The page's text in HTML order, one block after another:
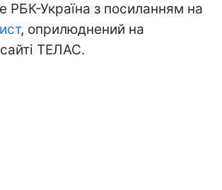
РБК-Україна з посиланням на
, оприлюднений на
ТЕЛАС.